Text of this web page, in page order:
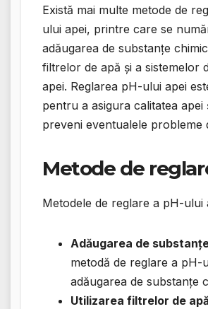
Există mai multe metode de
ului apei, printre care se
adăugarea de substanțe
filtrelor de apă și a sistemelor
apei. Reglarea pH-ului apei
pentru a asigura calitatea apei
preveni eventualele probleme
Metode de
Metodele de reglare a pH-ului
Adăugarea de
metodă de reglare a pH-
adăugarea de substanțe
Utilizarea filtrelor de